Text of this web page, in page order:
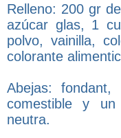
Relleno: 200 gr
azúcar glas, 1
polvo, vainilla,
colorante
Abejas: fondant,
comestible y
neutra.